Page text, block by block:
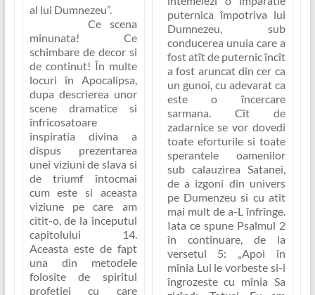
al lui Dumnezeu”.
Ce scena
minunata! Ce
schimbare de decor si
de continut! În multe
locuri în Apocalipsa,
dupa descrierea unor
scene dramatice si
înfricosatoare
inspiratia divina a
dispus prezentarea
unei viziuni de slava si
de triumf întocmai
cum este si aceasta
viziune pe care am
citit-o, de la începutul
capitolului 14.
Aceasta este de fapt
una din metodele
folosite de spiritul
profetiei cu care
puternica împotriva lui
Dumnezeu, sub
conducerea unuia care a
fost atît de puternic încît
a fost aruncat din cer ca
un gunoi, cu adevarat ca
este o încercare
sarmana. Cît de
zadarnice se vor dovedi
toate eforturile si toate
sperantele oamenilor
sub calauzirea Satanei,
de a izgoni din univers
pe Dumenzeu si cu atît
mai mult de a-L înfrînge.
Iata ce spune Psalmul 2
în continuare, de la
versetul 5:
„Apoi în
mînia Lui le vorbeste si-i
îngrozeste cu mînia Sa